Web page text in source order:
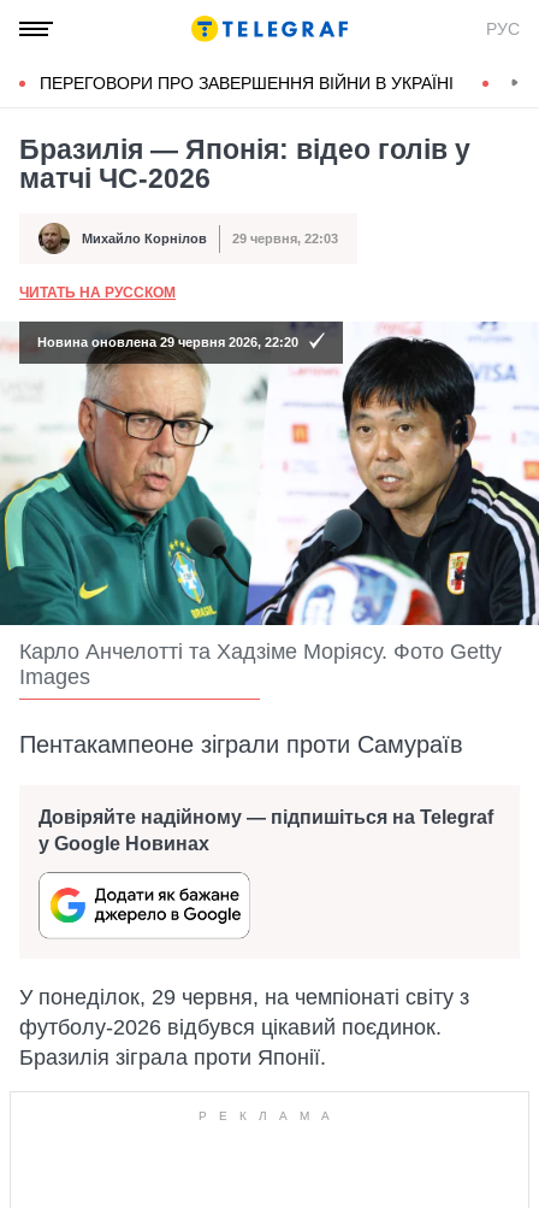
РУС
ПЕРЕГОВОРИ ПРО ЗАВЕРШЕННЯ ВІЙНИ В УКРАЇНІ
Бразилія — Японія: відео голів у
матчі ЧС-2026
Автор Михайло Корнілов
Дата публікації 29 червня, 22:03
ЧИТАТЬ НА РУССКОМ
Новина оновлена 29 червня 2026, 22:20
Карло Анчелотті та Хадзіме Моріясу. Фото Getty
Images
Пентакампеоне зіграли проти Самураїв
Довіряйте надійному — підпишіться на Telegraf
у Google Новинах
У понеділок, 29 червня, на чемпіонаті світу з
футболу-2026 відбувся цікавий поєдинок.
Бразилія зіграла проти Японії.